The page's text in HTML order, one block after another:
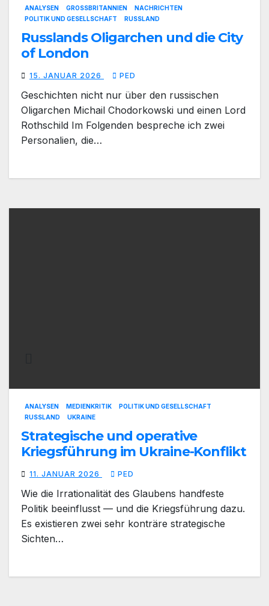
ANALYSEN GROSSBRITANNIEN
NACHRICHTEN
POLITIK UND GESELLSCHAFT
RUSSLAND
Russlands Oligarchen und die City
of London
15. JANUAR 2026 PED
Geschichten nicht nur über den russischen
Oligarchen Michail Chodorkowski und einen Lord
Rothschild Im Folgenden bespreche ich zwei
Personalien, die…
ANALYSEN MEDIENKRITIK
POLITIK UND GESELLSCHAFT
RUSSLAND
UKRAINE
Strategische und operative
Kriegsführung im Ukraine-Konflikt
11. JANUAR 2026 PED
Wie die Irrationalität des Glaubens handfeste
Politik beeinflusst — und die Kriegsführung dazu.
Es existieren zwei sehr konträre strategische
Sichten…